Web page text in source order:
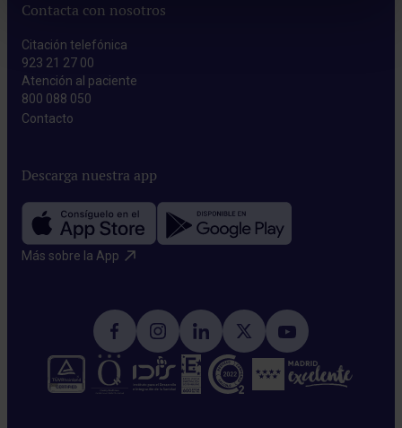
Contacta con nosotros
Citación telefónica
923 21 27 00
Atención al paciente
800 088 050
Contacto​
Descarga nuestra app
Más sobre la App​